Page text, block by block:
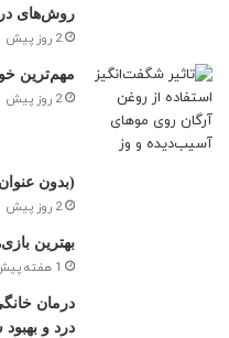
روش‌های
2 روز پیش
مهم‌ترین
2 روز پیش
(بدون
2 روز پیش
بهترین بازی‌ها
1 هفته پیش
درد و